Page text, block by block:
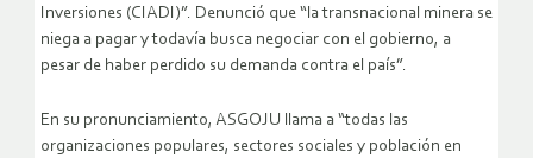
Inversiones (CIADI)”. Denunció que “la transnacional minera se
niega a pagar y todavía busca negociar con el gobierno, a
pesar de haber perdido su demanda contra el país”.
En su pronunciamiento, ASGOJU llama a “todas las
organizaciones populares, sectores sociales y población en